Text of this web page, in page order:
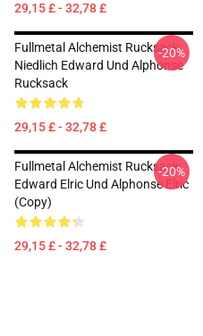
29,15 £ - 32,78 £
Fullmetal Alchemist Rucksack:
Niedlich Edward Und Alphonse
Rucksack
29,15 £ - 32,78 £
-20%
Fullmetal Alchemist Rucksack:
Edward Elric Und Alphonse Elric
(Copy)
29,15 £ - 32,78 £
-20%